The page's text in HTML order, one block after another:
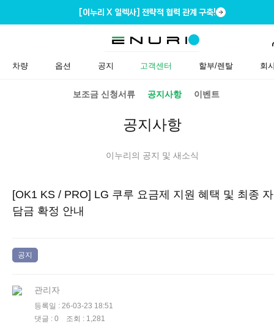
[이누리 X 일렉사] 전략적 협력 관계 구축!
차량 옵션 공지 고객센터 할부/렌탈 회
보조금 신청서류 공지사항 이벤트
공지사항
이누리의 공지 및 새소식
[OK1 KS / PRO] LG 쿠루 요금제 지원 혜택 및 최종
담금 확정 안내
공지
관리자
등록일 : 26-03-23 18:51
댓글 : 0 조회 : 1,281